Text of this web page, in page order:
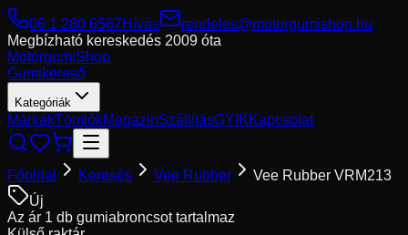
06 1 280 6567Hívás
rendeles@motorgumishop.hu
Megbízható kereskedés 2009 óta
MotorgumiShop
Gumikereső
Kategóriák
MárkákTömlőkMagazinSzállításGYIKKapcsolat
Főoldal Keresés Vee Rubber
Vee Rubber VRM213
Új
Az ár 1 db gumiabroncsot tartalmaz